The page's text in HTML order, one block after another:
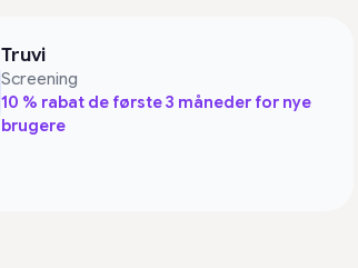
Truvi
Screening
10 % rabat de første 3 måneder for nye
brugere